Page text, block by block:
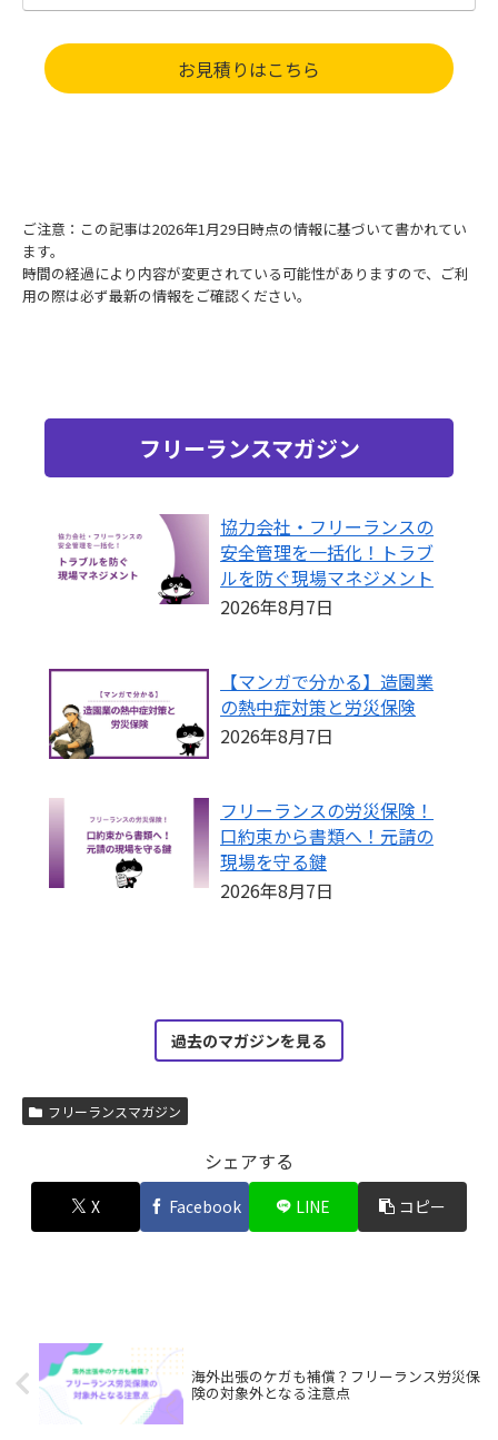
お見積りはこちら
ご注意：この記事は2026年1月29日時点の情報に基づいて書かれてい
ます。
時間の経過により内容が変更されている可能性がありますので、ご利
用の際は必ず最新の情報をご確認ください。
フリーランスマガジン
協力会社・フリーランスの
安全管理を一括化！トラブ
ルを防ぐ現場マネジメント
2026年8月7日
【マンガで分かる】造園業
の熱中症対策と労災保険
2026年8月7日
フリーランスの労災保険！
口約束から書類へ！元請の
現場を守る鍵
2026年8月7日
過去のマガジンを見る
フリーランスマガジン
シェアする
X Facebook LINE コピー
海外出張のケガも補償？フリーランス労災保
険の対象外となる注意点